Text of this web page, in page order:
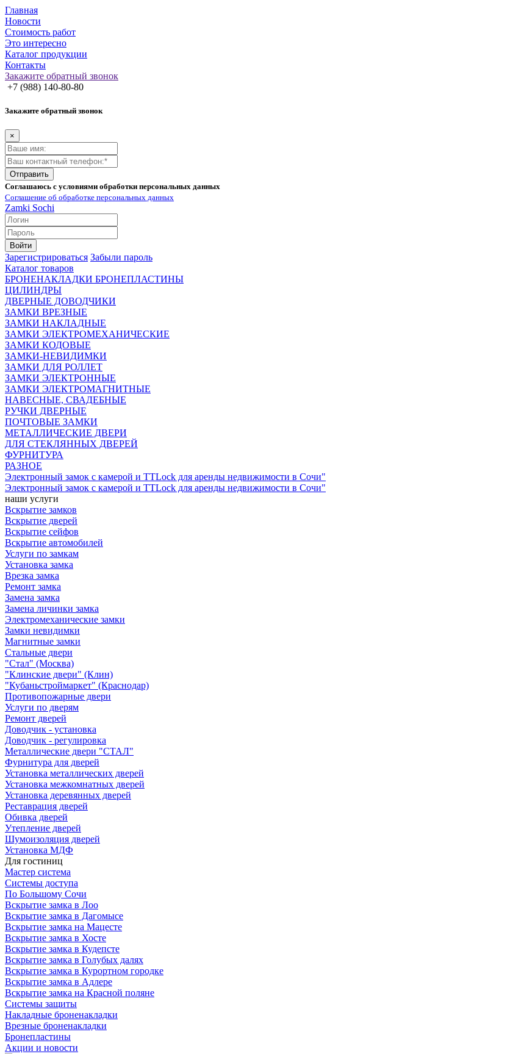
Главная
Новости
Стоимость работ
Это интересно
Каталог продукции
Контакты
Закажите обратный звонок
+7 (988) 140-80-80
Закажите обратный звонок
×
Отправить
Соглашаюсь с условиями обработки персональных данных
Соглашение об обработке персональных данных
Zamki Sochi
Войти
Зарегистрироваться Забыли пароль
Каталог товаров
БРОНЕНАКЛАДКИ БРОНЕПЛАСТИНЫ
ЦИЛИНДРЫ
ДВЕРНЫЕ ДОВОДЧИКИ
ЗАМКИ ВРЕЗНЫЕ
ЗАМКИ НАКЛАДНЫЕ
ЗАМКИ ЭЛЕКТРОМЕХАНИЧЕСКИЕ
ЗАМКИ КОДОВЫЕ
ЗАМКИ-НЕВИДИМКИ
ЗАМКИ ДЛЯ РОЛЛЕТ
ЗАМКИ ЭЛЕКТРОННЫЕ
ЗАМКИ ЭЛЕКТРОМАГНИТНЫЕ
НАВЕСНЫЕ, СВАДЕБНЫЕ
РУЧКИ ДВЕРНЫЕ
ПОЧТОВЫЕ ЗАМКИ
МЕТАЛЛИЧЕСКИЕ ДВЕРИ
ДЛЯ СТЕКЛЯННЫХ ДВЕРЕЙ
ФУРНИТУРА
РАЗНОЕ
Электронный замок с камерой и TTLock для аренды недвижимости в Сочи"
Электронный замок с камерой и TTLock для аренды недвижимости в Сочи"
наши услуги
Вскрытие замков
Вскрытие дверей
Вскрытие сейфов
Вскрытие автомобилей
Услуги по замкам
Установка замка
Врезка замка
Ремонт замка
Замена замка
Замена личинки замка
Электромеханические замки
Замки невидимки
Магнитные замки
Стальные двери
"Стал" (Москва)
"Клинские двери" (Клин)
"Кубаньстроймаркет" (Краснодар)
Противопожарные двери
Услуги по дверям
Ремонт дверей
Доводчик - установка
Доводчик - регулировка
Металлические двери "СТАЛ"
Фурнитура для дверей
Установка металлических дверей
Установка межкомнатных дверей
Установка деревянных дверей
Реставрация дверей
Обивка дверей
Утепление дверей
Шумоизоляция дверей
Установка МДФ
Для гостиниц
Мастер система
Системы доступа
По Большому Сочи
Вскрытие замка в Лоо
Вскрытие замка в Дагомысе
Вскрытие замка на Мацесте
Вскрытие замка в Хосте
Вскрытие замка в Кудепсте
Вскрытие замка в Голубых далях
Вскрытие замка в Курортном городке
Вскрытие замка в Адлере
Вскрытие замка на Красной поляне
Системы защиты
Накладные броненакладки
Врезные броненакладки
Бронепластины
Акции и новости